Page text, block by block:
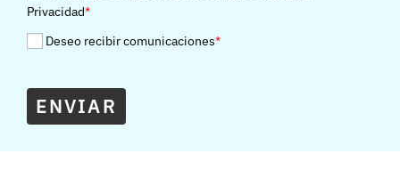
Privacidad*
Deseo recibir comunicaciones*
ENVIAR